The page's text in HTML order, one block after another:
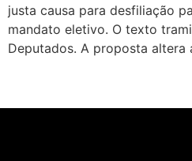
justa causa para desfiliação
mandato eletivo. O texto
Deputados. A proposta altera